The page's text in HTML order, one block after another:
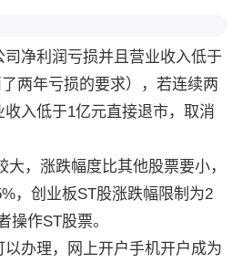
净利润亏损并且营业收入低于
两年亏损的要求），若连续两
入低于1亿元直接退市，取消
，涨跌幅度比其他股票要小，
，创业板ST股涨跌幅限制为2
操作ST股票。
办理，网上开户手机开户成为